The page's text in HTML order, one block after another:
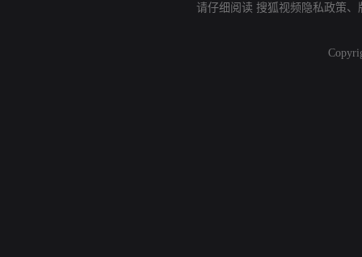
请仔细阅读 搜狐视频隐私政策、